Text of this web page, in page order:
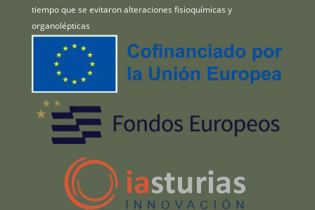
tiempo que se evitaron alteraciones fisioquímicas y
organolépticas